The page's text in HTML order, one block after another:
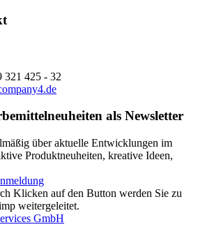
321 425 - 32
als Newsletter
über aktuelle Entwicklungen im
Produktneuheiten, kreative Ideen,
Klicken auf den Button werden Sie zu
weitergeleitet.
GmbH